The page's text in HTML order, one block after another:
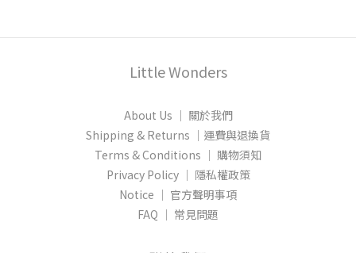
Little Wonders
About Us │ 關於我們
Shipping & Returns │運費與退換貨
Terms & Conditions │ 購物須知
Privacy Policy │ 隱私權政策
Notice │ 官方聲明事項
FAQ │ 常見問題